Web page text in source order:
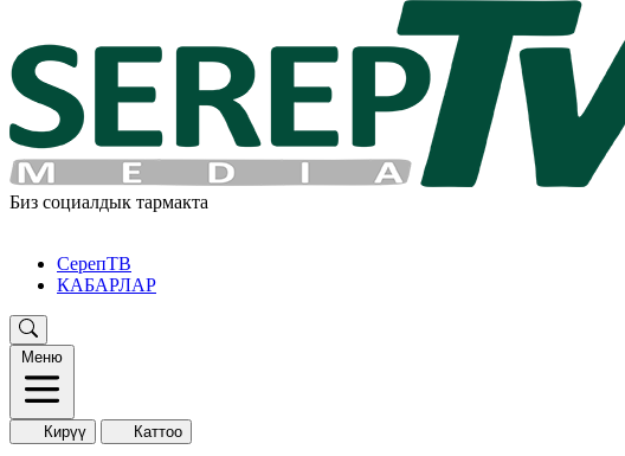
Биз социалдык тармакта
СерепТВ
КАБАРЛАР
Меню
Кирүү Каттоо